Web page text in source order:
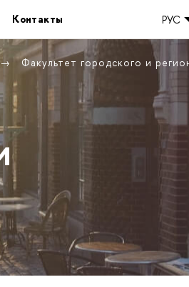
Контакты РУС
Факультет городского и